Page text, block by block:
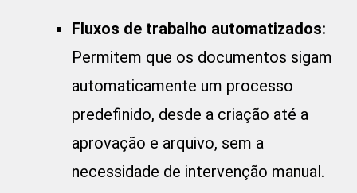
Fluxos de trabalho automatizados:
Permitem que os documentos sigam
automaticamente um processo
predefinido, desde a criação até a
aprovação e arquivo, sem a
necessidade de intervenção manual.